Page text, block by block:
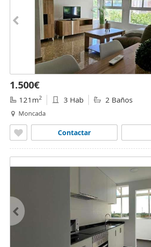
1.500€
121m2 3 Hab 2 Baños
Moncada
Contactar